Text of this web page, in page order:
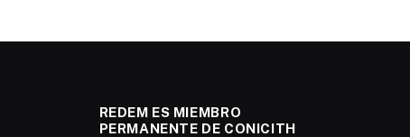
REDEM ES MIEMBRO
PERMANENTE DE CONICITH